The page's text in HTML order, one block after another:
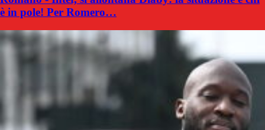
è in pole! Per Romero…